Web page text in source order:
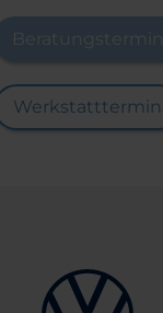
Beratungstermin
Werkstatttermin